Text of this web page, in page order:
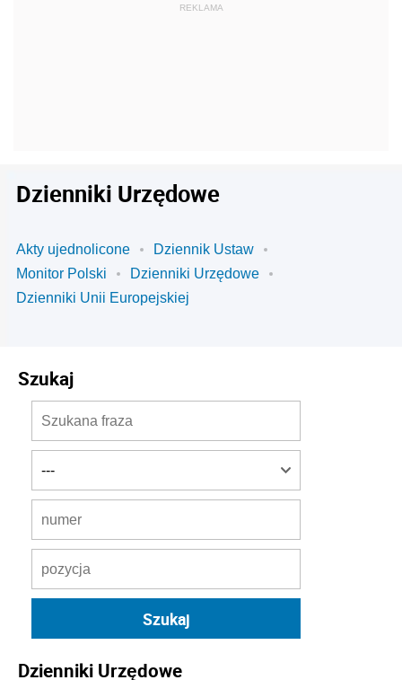
Dzienniki Urzędowe
Akty ujednolicone
Dziennik Ustaw
Monitor Polski
Dzienniki Urzędowe
Dzienniki Unii Europejskiej
Szukaj
Dzienniki Urzędowe